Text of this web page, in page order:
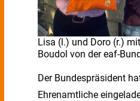
Lisa (l.) und Doro (r.)
Boudol von der eaf-
Der Bundespräsident
Ehrenamtliche